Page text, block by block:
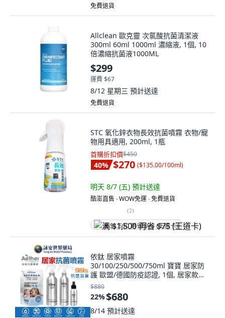
免費退貨
Allclean 歐克靈 次氯酸抗菌清潔液
300ml 60ml 1000ml 濃縮液, 1個, 10
倍濃縮抗菌液1000ML
$299
運費 $67
8/12 星期三 預計送達
免費退貨
STC 氧化鋅衣物長效抗菌噴霧 衣物/寵
物用具適用, 200ml, 1瓶
首購折扣價$450
40% $270 ($135.00/100ml)
明天 8/7 (五) 預計送達
酷澎直售 ∙ WOW免運 ∙ 免費退貨
(2)
满 $1,500 再省 $75 (王道卡)
依鈦 居家噴霧
30/100/250/500/750ml 寶寶 居家防
護 歐盟/德國防疫認證, 1個, 居家款
500ml
$880
22%$680
8/14 預計送達